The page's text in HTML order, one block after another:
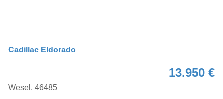
Cadillac Eldorado
13.950 €
Wesel, 46485